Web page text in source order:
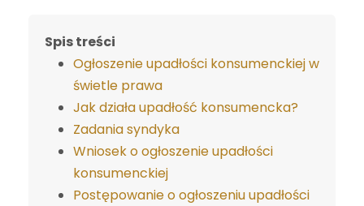
Spis treści
Ogłoszenie upadłości konsumenckiej w
świetle prawa
Jak działa upadłość konsumencka?
Zadania syndyka
Wniosek o ogłoszenie upadłości
konsumenckiej
Postępowanie o ogłoszeniu upadłości